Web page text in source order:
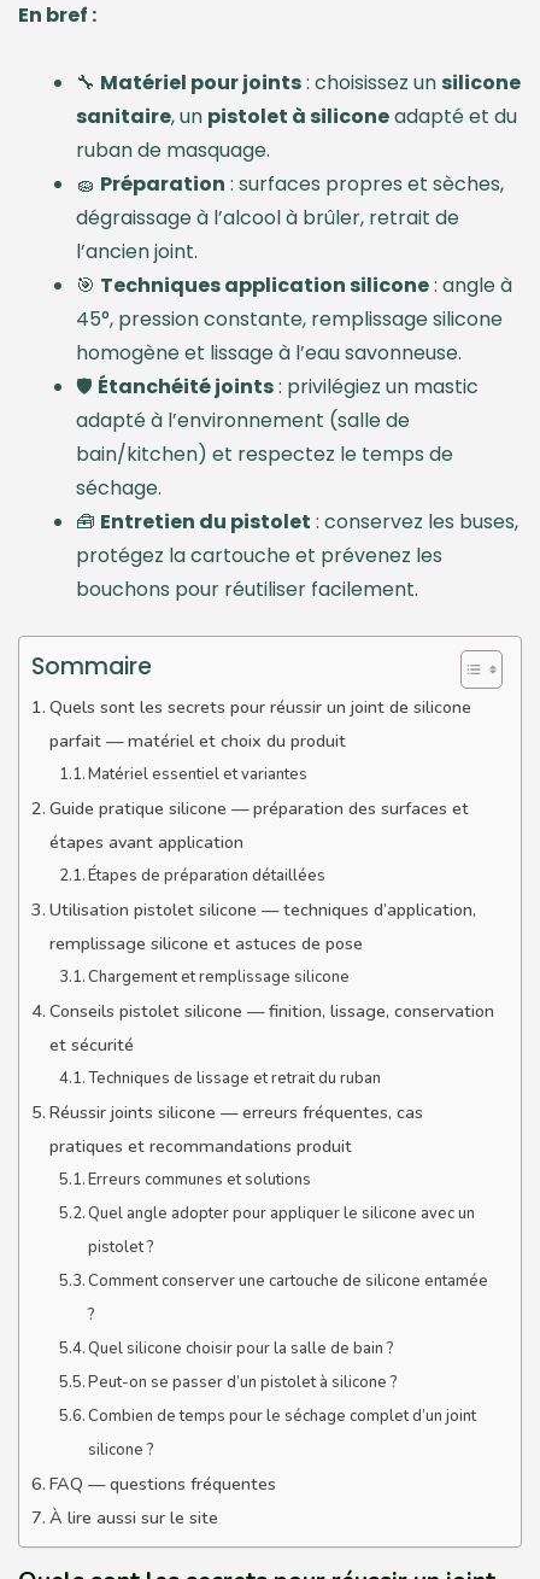
En bref :
🔧 Matériel pour joints: choisissez un silicone
sanitaire, un pistolet à siliconeadapté et du
ruban de masquage.
🧽 Préparation : surfaces propres et sèches,
dégraissage à l’alcool à brûler, retrait de
l’ancien joint.
🎯 Techniques application silicone: angle à
45°, pression constante, remplissage silicone
homogène et lissage à l’eau savonneuse.
🛡️ Étanchéité joints: privilégiez un mastic
adapté à l’environnement (salle de
bain/kitchen) et respectez le temps de
séchage.
🧰 Entretien du pistolet : conservez les buses,
protégez la cartouche et prévenez les
bouchons pour réutiliser facilement.
Sommaire
Quels sont les secrets pour réussir un joint de silicone
parfait — matériel et choix du produit
Matériel essentiel et variantes
Guide pratique silicone — préparation des surfaces et
étapes avant application
Étapes de préparation détaillées
Utilisation pistolet silicone — techniques d’application,
remplissage silicone et astuces de pose
Chargement et remplissage silicone
Conseils pistolet silicone — finition, lissage, conservation
et sécurité
Techniques de lissage et retrait du ruban
Réussir joints silicone — erreurs fréquentes, cas
pratiques et recommandations produit
Erreurs communes et solutions
Quel angle adopter pour appliquer le silicone avec un
pistolet ?
Comment conserver une cartouche de silicone entamée
?
Quel silicone choisir pour la salle de bain ?
Peut-on se passer d’un pistolet à silicone ?
Combien de temps pour le séchage complet d’un joint
silicone ?
FAQ — questions fréquentes
À lire aussi sur le site